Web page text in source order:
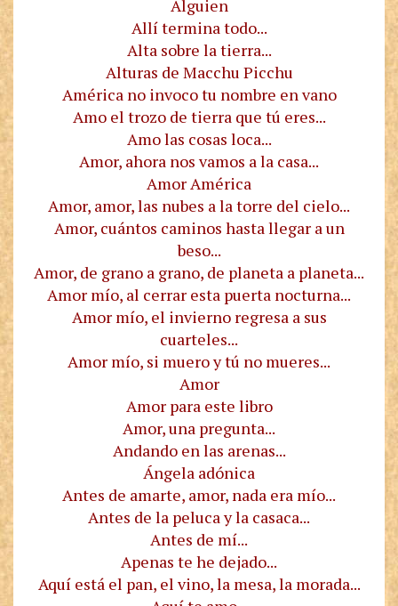
Alguien
Allí termina todo...
Alta sobre la tierra...
Alturas de Macchu Picchu
América no invoco tu nombre en vano
Amo el trozo de tierra que tú eres...
Amo las cosas loca...
Amor, ahora nos vamos a la casa...
Amor América
Amor, amor, las nubes a la torre del cielo...
Amor, cuántos caminos hasta llegar a un
beso...
Amor, de grano a grano, de planeta a planeta...
Amor mío, al cerrar esta puerta nocturna...
Amor mío, el invierno regresa a sus
cuarteles...
Amor mío, si muero y tú no mueres...
Amor
Amor para este libro
Amor, una pregunta...
Andando en las arenas...
Ángela adónica
Antes de amarte, amor, nada era mío...
Antes de la peluca y la casaca...
Antes de mí...
Apenas te he dejado...
Aquí está el pan, el vino, la mesa, la morada...